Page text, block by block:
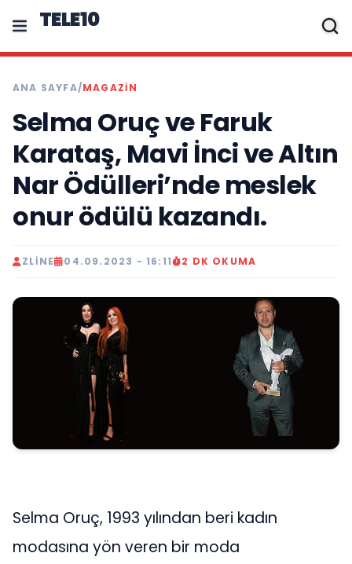
TELE10
ANA SAYFA/MAGAZIN
Selma Oruç ve Faruk
Karataş, Mavi İnci ve Altın
Nar Ödülleri’nde meslek
onur ödülü kazandı.
ZLINE 04.09.2023 - 16:11 2 DK OKUMA
Selma Oruç, 1993 yılından beri kadın
modasına yön veren bir moda